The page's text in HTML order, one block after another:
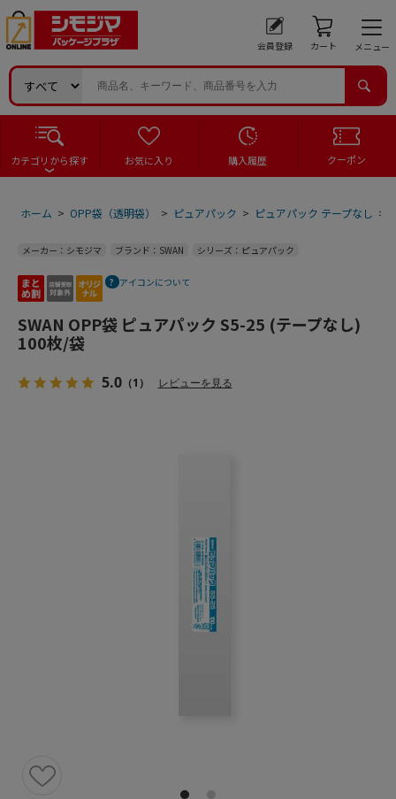
会員登録 カート メニュー
カテゴリから探す お気に入り 購入履歴 クーポン
ホーム > OPP袋（透明袋） > ピュアパック > ピュアパック テープなし >
メーカー：シモジマ ブランド：SWAN シリーズ：ピュアパック
アイコンについて
SWAN OPP袋 ピュアパック S5-25 (テープなし)
100枚/袋
5.0（1） レビューを見る